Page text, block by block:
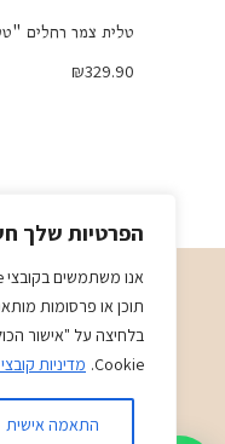
הפרטיות שלך
תוכן או פרסומות
בלחיצה על "אישור
Cookie. מדיניות קובצי Cookie
התאמה אישית
טלית צמר רחלים
₪329.90
תשמישי